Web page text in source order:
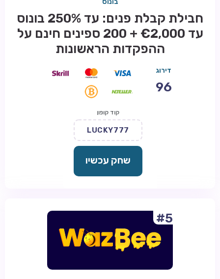
בונוס
חבילת קבלת פנים: עד 250% בונוס
עד €2,000 + 200 ספינים חינם על
ההפקדות הראשונות
דירוג
96
קוד קופון
LUCKY777
שחק עכשיו
#5